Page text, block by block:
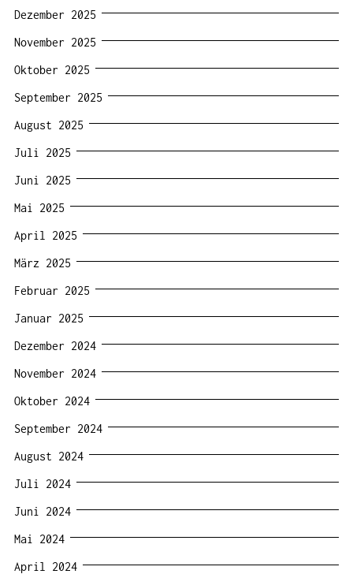
Dezember 2025
November 2025
Oktober 2025
September 2025
August 2025
Juli 2025
Juni 2025
Mai 2025
April 2025
März 2025
Februar 2025
Januar 2025
Dezember 2024
November 2024
Oktober 2024
September 2024
August 2024
Juli 2024
Juni 2024
Mai 2024
April 2024